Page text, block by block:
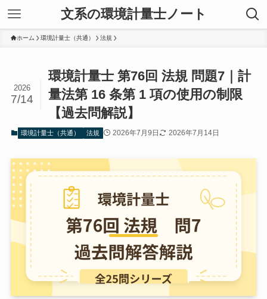
文系の環境計量士ノート
ホーム 環境計量士（共通） 法規
環境計量士 第76回 法規 問題7｜計
量法第 16 条第 1 項の使用の制限
【過去問解説】
2026
7/14
環境計量士（共通） 法規 2026年7月9日 2026年7月14日